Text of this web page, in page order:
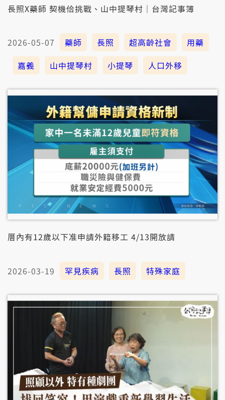
長照X藥師 契機佮挑戰、山中提琴村｜台灣記事簿
2026-05-07 藥師 長照 超高齡社會
用藥
嘉義
山中提琴村 小提琴 人口外移
厝內有12歲以下准申請外籍移工 4/13開放請
2026-03-19 罕見疾病 長照 特殊家庭